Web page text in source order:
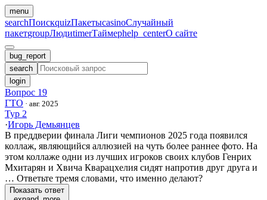
menu
searchПоискquizПакетыcasinoСлучайный
пакетgroupЛюдиtimerТаймерhelp_centerО сайте
bug_report
search
login
Вопрос 19
ГТО · авг. 2025
Тур 2
·Игорь Демьянцев
В преддверии финала Лиги чемпионов 2025 года появился
коллаж, являющийся аллюзией на чуть более раннее фото. На
этом коллаже одни из лучших игроков своих клубов Генрих
Мхитарян и Хвича Кварацхелия сидят напротив друг друга и
… Ответьте тремя словами, что именно делают?
Показать ответ